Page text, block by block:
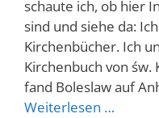
schaute ich, ob hier
sind und siehe da:
Kirchenbücher. Ich
Kirchenbuch von św.
fand Boleslaw auf
Weiterlesen …